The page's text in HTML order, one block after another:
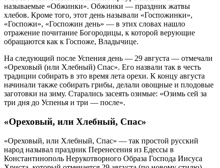
называемые «Обжинки». Обжинки — праздник жатвы
хлебов. Кроме того, этот день называли «Госпожинки»,
«Госпожи», «Госпожин день» — в этих словах нашло
отражение почитание Богородицы, к которой верующие
обращаются как к Госпоже, Владычице.
На следующий после Успения день — 29 августа — отмечали
«Ореховый (или Хлебный) Спас». Его назвали так в честь
традиции собирать в это время лета орехи. К концу августа
начинали также собирать грибы, делали овощные и плодовые
заготовки на зиму. Старались засеять озимые: «Озимь сей за
три дня до Успенья и три — после».
«Ореховый, или Хлебный, Спас»
«Ореховый, или Хлебный, Спас» — так простой русский
народ называл праздник Перенесения из Едессы в
Константинополь Нерукотворного Образа Господа Иисуса